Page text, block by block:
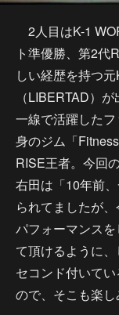
2人目はK-1
ト準優勝、第2代
しい経歴を持つ
（LIBERTAD）
一線で活躍した
身のジム「
RISE王者。今回
右田は「10年前
られてましたが
パフォーマンス
て頂けるように
セコンド付いて
ので、そこも楽し